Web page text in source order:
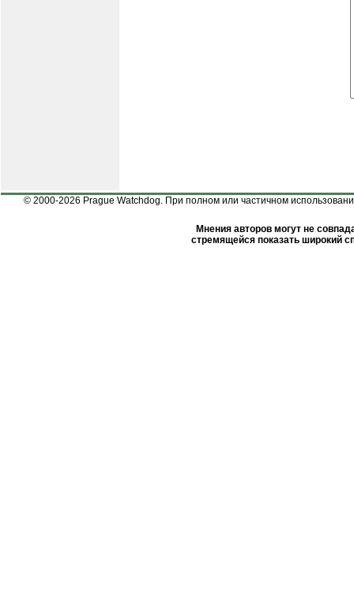
© 2000-2026 Prague Watchdog. При полном или частичном
Мнения авторов могут не
стремящейся показать широкий